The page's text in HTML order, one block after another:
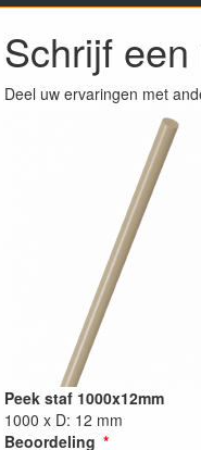
Schrijf
Deel uw ervaringen met
Peek staf 1000x12mm
1000 x D: 12 mm
Beoordeling